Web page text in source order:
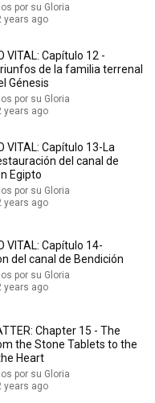
31 de Julio UNA
por su Gloria
years ago
VITAL: Capítulo 12 -
de la familia terrenal
Génesis
por su Gloria
years ago
VITAL: Capítulo 13-La
del canal de
Egipto
por su Gloria
years ago
VITAL: Capítulo 14-
del canal de Bendición
por su Gloria
years ago
Chapter 15 - The
the Stone Tablets to the
Heart
por su Gloria
years ago